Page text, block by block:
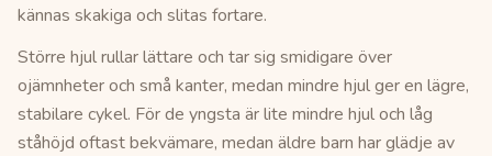
kännas skakiga och slitas fortare.
Större hjul rullar lättare och tar sig smidigare över
ojämnheter och små kanter, medan mindre hjul ger en lägre,
stabilare cykel. För de yngsta är lite mindre hjul och låg
ståhöjd oftast bekvämare, medan äldre barn har glädje av